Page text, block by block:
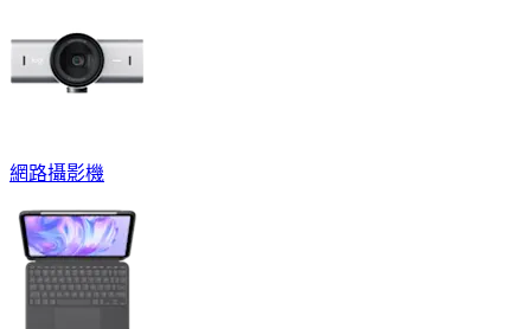
網路攝影機